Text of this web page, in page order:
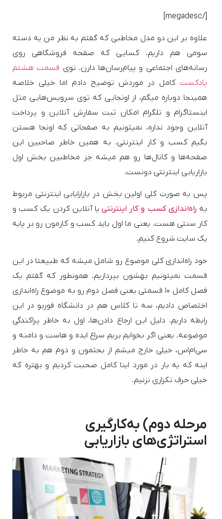
[/megadesc]
علاوه بر این دو مدل مخاطبی که گفتم به نظر من یه دسته
سومی هم داریم. کسایی که صفحه فروشگاهی روی
رسانه‌های اجتماعی و پیام‌رسان‌ها دارن. توی قسمت هشتم
پادکست کامل در موردش توضیح دادم اما خیلی خلاصه
همینجا دوباره میگم، از اونجایی که توی سرویس‌هایی مثل
اینستاگرام و تلگرام امکان ثبت سفارش آنلاین و پرداخت
آنلاین وجود نداره، نمیتونیم به صفحاتی که اونجا هستن
بگیم کسب و کار اینترنتی. به همین خاطر صاحبین این
صفحه‌ها و کانال‌ها رو هم میشه جز مخاطبین بخش اول
بازاریابی اینترنتی دونست.
پس به صورت کلی اولین بخش در بازارایابی اینترنتی مربوط
بهراه‌اندازی کسب و کار اینترنتییا آنلاین کردن یک کسب و
کار سنتی هست. یعنی ما اول باید کسب و کارمون رو بر پایه
یک سایت شروع کنیم.
خود راه‌اندازی کلی موضوع رو شامل میشه که طبیعتا در این
قسمت نمیتونیم بهشون بپردازیم. همونطور که گفتم یک
فصل کامل ۱۰ قسمتی یعنی فصل دوم رو به موضوع راه‌اندازی
اختصاص دادیم، سه تا کلاس هم در دانشگاه فوربو در این
رابطه داریم. دلیل این ارجاع دادن‌ها، اول به خاطر پراکندگی
موضوعه. یعنی اگر بخوایم بریم سراغ ایده و هاست و دامنه و
سی‌ام‌اس، خیلی خارج میشم از بحثمون و دوم هم به خاطر
اینه که یه بار در مورد اینا کامل صحبت کردیم و بهتره که
خیلی حرف تکراری نزنیم.
مرحله دوم) به‌کارگیری
استراتژی‌های بازاریابی